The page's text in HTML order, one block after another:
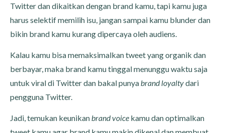
Twitter dan dikaitkan dengan brand kamu, tapi kamu juga
harus selektif memilih isu, jangan sampai kamu blunder dan
bikin brand kamu kurang dipercaya oleh audiens.
Kalau kamu bisa memaksimalkan tweet yang organik dan
berbayar, maka brand kamu tinggal menunggu waktu saja
untuk viral di Twitter dan bakal punyabrand loyaltydari
pengguna Twitter.
Jadi, temukan keunikanbrand voice kamu dan optimalkan